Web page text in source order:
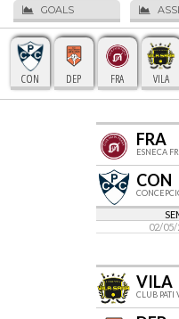
GOALS
CON DEP FRA VILA
FRA
ESNECA
CON
02/05/
VILA
CLUB PATI